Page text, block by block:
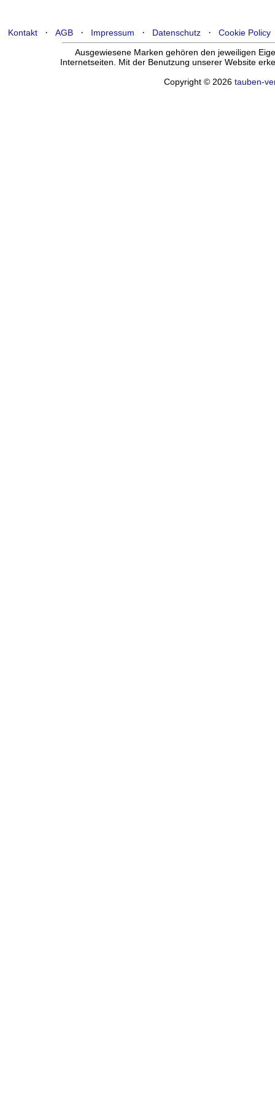
Kontakt· AGB· Impressum · Datenschutz· Cookie Policy
Ausgewiesene Marken gehören den jeweiligen
Internetseiten. Mit der Benutzung unserer Website
Copyright © 2026 tauben-